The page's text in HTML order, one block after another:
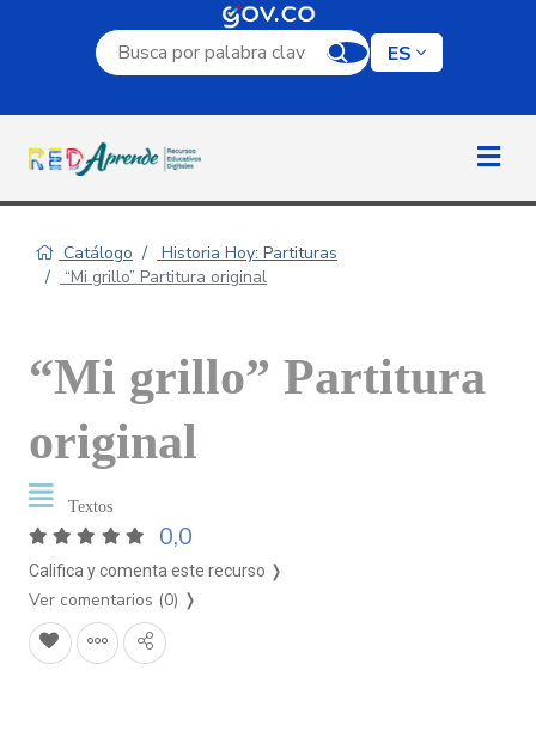
Campo de búsqueda por palabra clave
ES
Catálogo
Historia Hoy: Partituras
“Mi grillo” Partitura original
“Mi grillo” Partitura
original
Textos
0,0
Califica y comenta este recurso ❭
Ver comentarios (0) ❭